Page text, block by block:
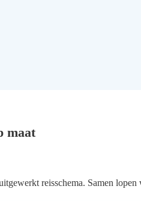
maat
reisschema. Samen